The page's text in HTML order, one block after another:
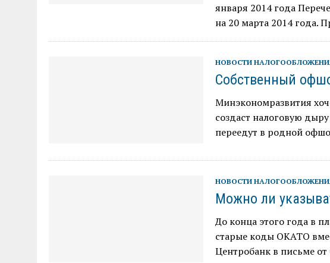
января 2014 года
на 20 марта 2014
НОВОСТИ
Собственный
Минэкономразвития
создаст налоговую
переедут в родной
НОВОСТИ
Можно ли
До конца этого года в
старые коды ОКАТО
Центробанк в письме